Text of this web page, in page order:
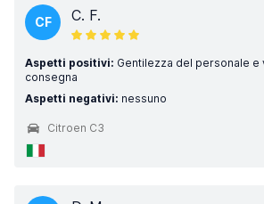
CF C. F.
Aspetti positivi: Gentilezza del personale e
consegna
Aspetti negativi: nessuno
Citroen C3